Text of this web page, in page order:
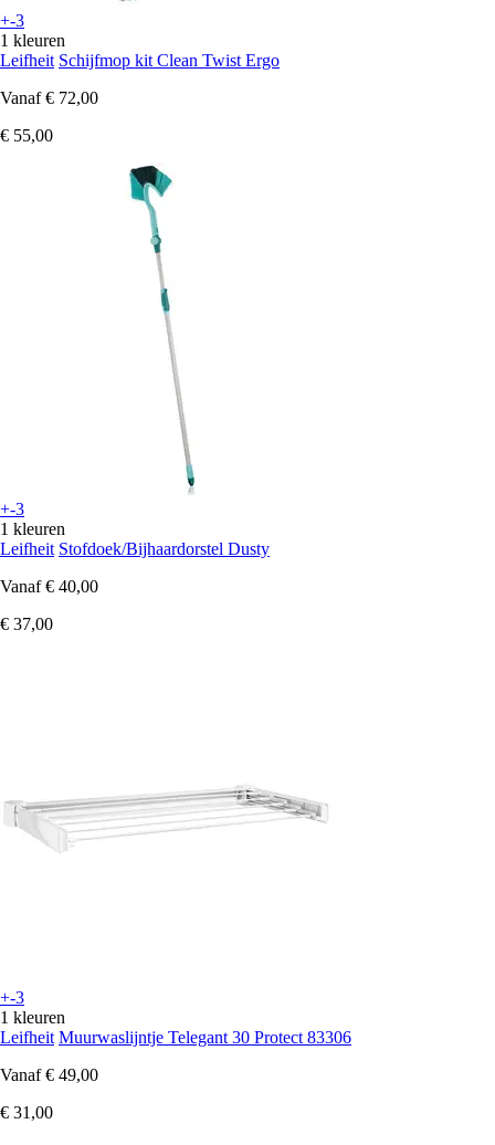
+-3
1 kleuren
Leifheit Schijfmop kit Clean Twist Ergo
Vanaf € 72,00
€ 55,00
+-3
1 kleuren
Leifheit Stofdoek/Bijhaardorstel Dusty
Vanaf € 40,00
€ 37,00
+-3
1 kleuren
Leifheit Muurwaslijntje Telegant 30 Protect 83306
Vanaf € 49,00
€ 31,00